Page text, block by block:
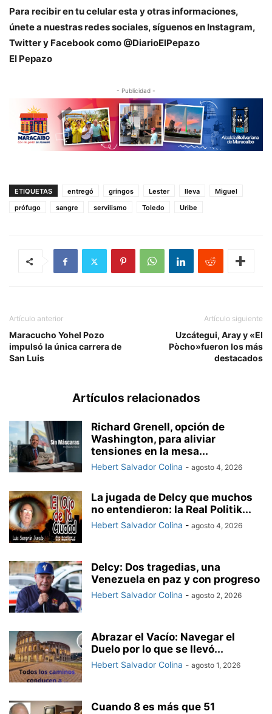
Para recibir en tu celular esta y otras informaciones,
únete a nuestras redes sociales, síguenos en Instagram,
Twitter y Facebook como @DiarioElPepazo
El Pepazo
- Publicidad -
ETIQUETAS entregó gringos Lester lleva
Miguel
prófugo
sangre servilismo Toledo Uribe
Artículo anterior
Maracucho Yohel Pozo
impulsó la única carrera de
San Luis
Artículo siguiente
Uzcátegui, Aray y «El
Pòcho»fueron los más
destacados
Artículos relacionados
Richard Grenell, opción de
Washington, para aliviar
tensiones en la mesa...
Hebert Salvador Colina - agosto 4, 2026
La jugada de Delcy que muchos
no entendieron: la Real Politik...
Hebert Salvador Colina - agosto 4, 2026
Delcy: Dos tragedias, una
Venezuela en paz y con progreso
Hebert Salvador Colina - agosto 2, 2026
Abrazar el Vacío: Navegar el
Duelo por lo que se llevó...
Hebert Salvador Colina - agosto 1, 2026
Cuando 8 es más que 51